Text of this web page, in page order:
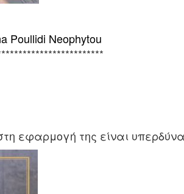
Poullidi Neophytou
εφαρμογή της είναι